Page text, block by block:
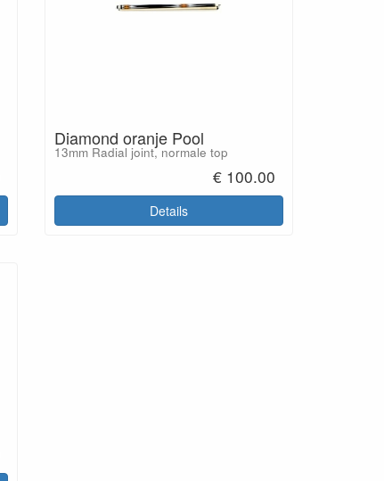
Diamond oranje Pool
13mm Radial joint, normale top
€ 100.00
Details